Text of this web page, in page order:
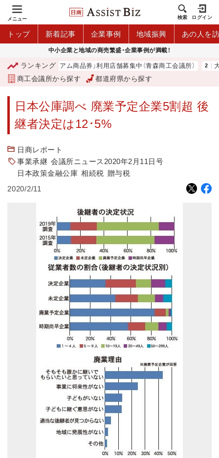
メニュー 検索 ログイン
トップ 新着記事 企業事例 地域振興 あの人を
中小企業と地域の商売繁盛・企業事例が満載！
ランキング
「青森市プレミアム商品券」利用店舗募集中（青森商工会議所） 大
商工会議所から探す 都道府県から探す
日本公庫調べ 廃業予定企業5割超 後
継者決定は12･5%
日商レポート
事業承継 会議所ニュース2020年2月11日号
日本政策金融公庫 相続税 贈与税
2020/2/11